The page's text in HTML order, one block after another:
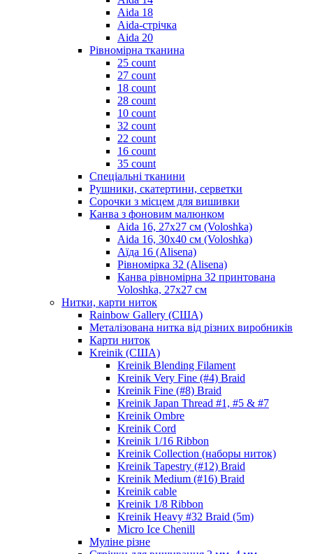
Aida 18
Aida-стрічка
Aida 20
Рівномірна тканина
25 count
27 count
18 count
28 count
10 count
32 count
22 count
16 count
35 count
Спеціальні тканини
Рушники, скатертини, серветки
Сорочки з місцем для вишивки
Канва з фоновим малюнком
Aida 16, 27х27 см (Voloshka)
Aida 16, 30х40 см (Voloshka)
Аїда 16 (Alisena)
Рівномірка 32 (Alisena)
Канва рівномірна 32 принтована
Voloshka, 27х27 см
Нитки, карти ниток
Rainbow Gallery (США)
Металізована нитка від різних виробників
Карти ниток
Kreinik (США)
Kreinik Blending Filament
Kreinik Very Fine (#4) Braid
Kreinik Fine (#8) Braid
Kreinik Japan Thread #1, #5 & #7
Kreinik Ombre
Kreinik Cord
Kreinik 1/16 Ribbon
Kreinik Collection (наборы ниток)
Kreinik Tapestry (#12) Braid
Kreinik Medium (#16) Braid
Kreinik cable
Kreinik 1/8 Ribbon
Kreinik Heavy #32 Braid (5m)
Micro Ice Chenill
Муліне різне